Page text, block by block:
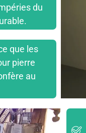
du
que les
pierre
au